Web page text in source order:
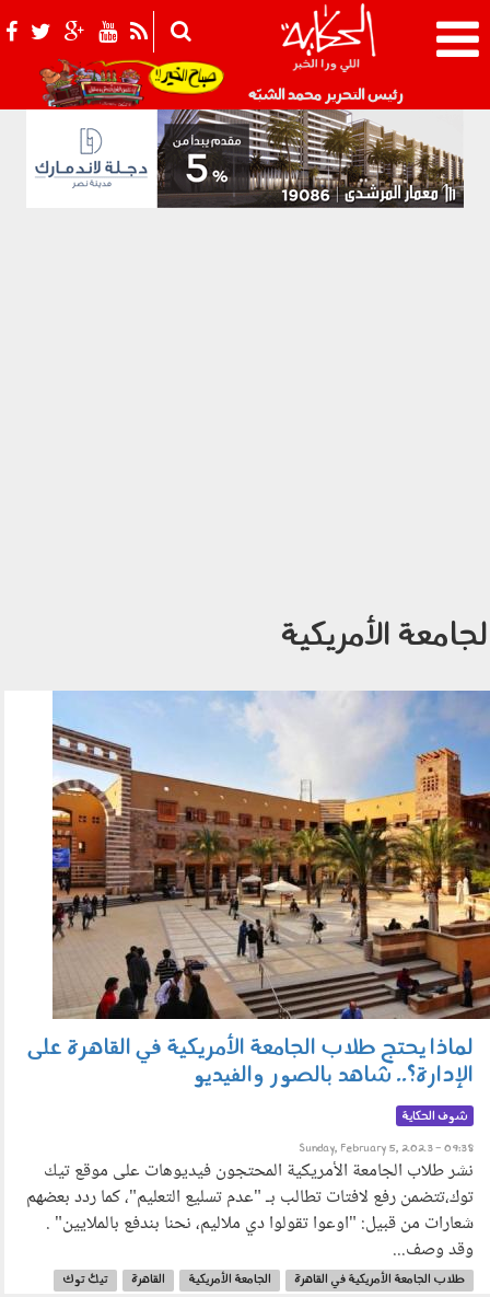
رئيس التحرير محمد الشبّه 021_2.png
الأمريكية
طلاب الجامعة الأمريكية في القاهرة
لماذا يحتج طلاب الجامعة الأمريكية في القاهرة على
الإدارة؟.. شاهد بالصور والفيديو
شوف الحكاية
Sunday, February 5, 2023 - 09:38
نشر طلاب الجامعة الأمريكية المحتجون فيديوهات على موقع تيك
توك،تتضمن رفع لافتات تطالب بـ "عدم تسليع التعليم"، كما ردد بعضهم
شعارات من قبيل: "اوعوا تقولوا دي ملاليم، نحنا بندفع بالملايين" .
وقد وصف...
طلاب الجامعة الأمريكية في القاهرة الجامعة الأمريكية القاهرة
تيك توك